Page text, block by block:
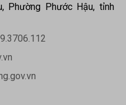
Phường Phước Hậu, tỉnh